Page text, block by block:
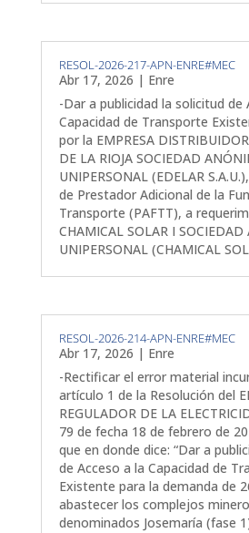
RESOL-2026-217-APN-ENRE#MEC
Abr 17, 2026 | Enre
-Dar a publicidad la solicitud de
Capacidad de Transporte
por la EMPRESA
DE LA RIOJA SOCIEDAD
UNIPERSONAL (EDELAR
de Prestador Adicional de la
Transporte (PAFTT), a
CHAMICAL SOLAR I
UNIPERSONAL (CHAMICAL
RESOL-2026-214-APN-ENRE#MEC
Abr 17, 2026 | Enre
-Rectificar el error material
artículo 1 de la Resolución del
REGULADOR DE LA
79 de fecha 18 de febrero de
que en donde dice: “Dar a
de Acceso a la Capacidad de
Existente para la demanda de
abastecer los complejos
denominados Josemaría (fase